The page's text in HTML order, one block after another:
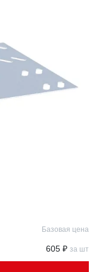
Базовая цена
605 ₽ за шт